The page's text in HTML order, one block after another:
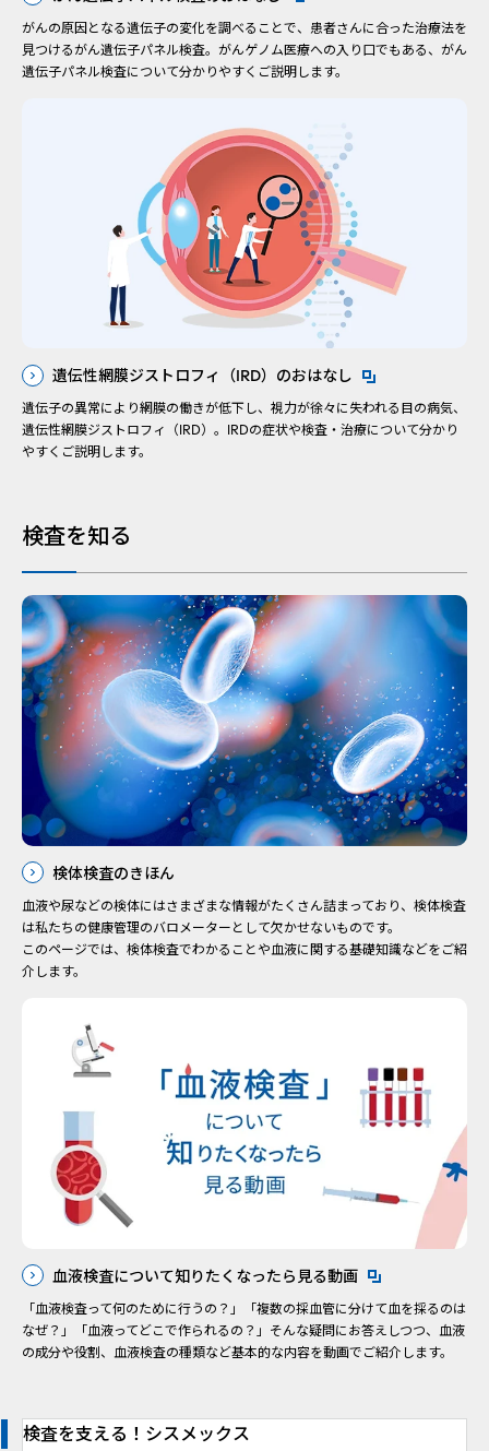
新規ウィンドウを開きます
がんの原因となる遺伝子の変化を調べることで、患者さんに合った治療法を
見つけるがん遺伝子パネル検査。がんゲノム医療への入り口でもある、がん
遺伝子パネル検査について分かりやすくご説明します。
遺伝性網膜ジストロフィ（IRD）のおはなし
新規ウィンドウを開きます
遺伝子の異常により網膜の働きが低下し、視力が徐々に失われる目の病気、
遺伝性網膜ジストロフィ（IRD）。IRDの症状や検査・治療について分かり
やすくご説明します。
検査を知る
検体検査のきほん
⾎液や尿などの検体にはさまざまな情報がたくさん詰まっており、検体検査
は私たちの健康管理のバロメーターとして⽋かせないものです。
このページでは、検体検査でわかることや⾎液に関する基礎知識などをご紹
介します。
血液検査について知りたくなったら見る動画新規ウィンドウを
「血液検査って何のために行うの？」「複数の採血管に分けて血を採るのは
なぜ？」「血液ってどこで作られるの？」そんな疑問にお答えしつつ、血液
の成分や役割、血液検査の種類など基本的な内容を動画でご紹介します。
検査を支える！シスメックス